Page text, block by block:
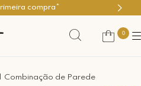
compra*
0
Combinação de Parede